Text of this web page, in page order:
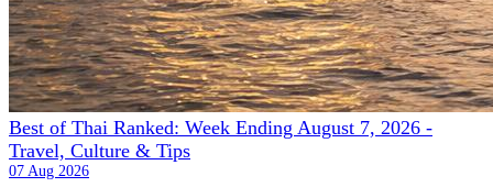
Best of Thai Ranked: Week Ending August 7, 2026 -
Travel, Culture & Tips
07 Aug 2026